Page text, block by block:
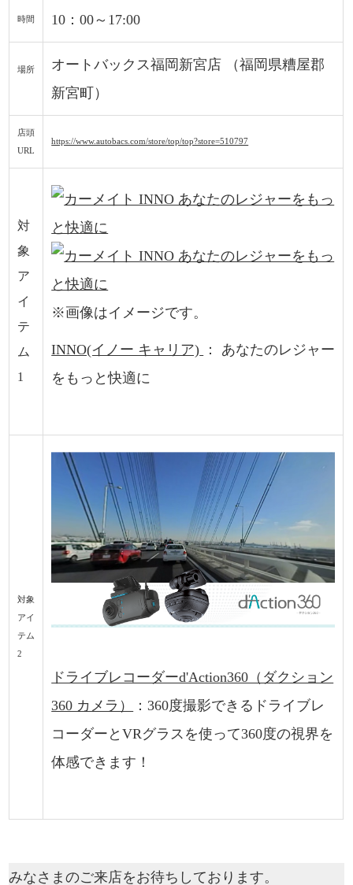
時間 10：00～17:00
場所
オートバックス福岡新宮店 （福岡県糟屋郡
新宮町）
店頭
URL
https://www.autobacs.com/store/top/top?store=510797
対
象
ア
イ
テ
ム
1
※画像はイメージです。
INNO(イノー キャリア) ：
あなたのレジャー
をもっと快適に
対象
アイ
テム
2
ドライブレコーダーd'Action360（ダクション
360 カメラ）
：360度撮影できるドライブレ
コーダーとVRグラスを使って360度の視界を
体感できます！
みなさまのご来店をお待ちしております。